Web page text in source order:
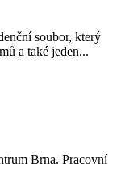
soubor, který
a také jeden...
Brna. Pracovní